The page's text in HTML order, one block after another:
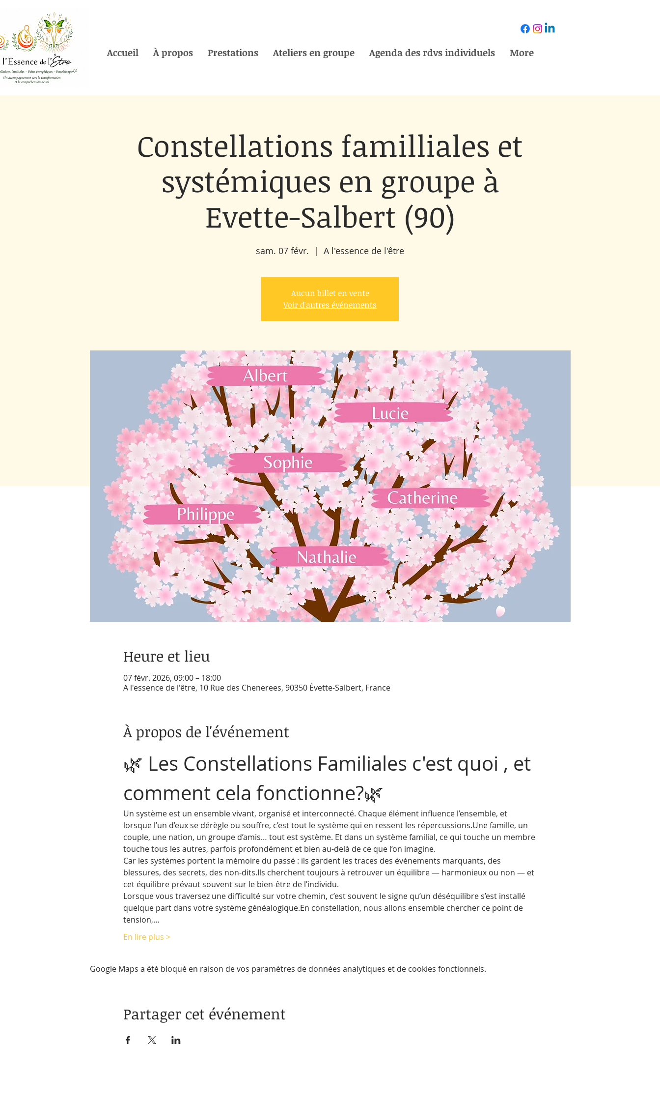
Accueil À propos Prestations Ateliers en groupe Agenda des rdvs individuels More
Constellations familliales et
systémiques en groupe à
Evette-Salbert (90)
sam. 07 févr.
  |
A l'essence de l'être
Aucun billet en vente
Voir d'autres événements
Heure et lieu
07 févr. 2026, 09:00 – 18:00
A l'essence de l'être, 10 Rue des Chenerees, 90350 Évette-Salbert, France
À propos de l'événement
🌿 Les Constellations Familiales c'est quoi , et
comment cela fonctionne?🌿
Un système est un ensemble vivant, organisé et interconnecté. Chaque élément influence l’ensemble, et
lorsque l’un d’eux se dérègle ou souffre, c’est tout le système qui en ressent les répercussions.Une famille, un
couple, une nation, un groupe d’amis… tout est système. Et dans un système familial, ce qui touche un membre
touche tous les autres, parfois profondément et bien au-delà de ce que l’on imagine.
Car les systèmes portent la mémoire du passé : ils gardent les traces des événements marquants, des
blessures, des secrets, des non-dits.Ils cherchent toujours à retrouver un équilibre — harmonieux ou non — et
cet équilibre prévaut souvent sur le bien-être de l’individu.
Lorsque vous traversez une difficulté sur votre chemin, c’est souvent le signe qu’un déséquilibre s’est installé
quelque part dans votre système généalogique.En constellation, nous allons ensemble chercher ce point de
tension,…
En lire plus >
Google Maps a été bloqué en raison de vos paramètres de données analytiques et de cookies fonctionnels.
Partager cet événement